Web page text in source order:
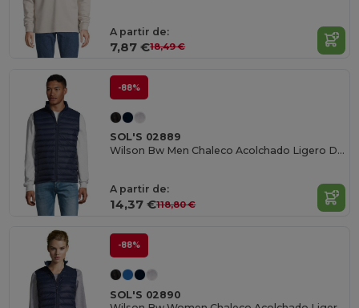
A partir de:
7,87 €18,49 €
-88%
SOL'S 02889
Wilson Bw Men Chaleco Acolchado Ligero De Hombre
A partir de:
14,37 €118,80 €
-88%
SOL'S 02890